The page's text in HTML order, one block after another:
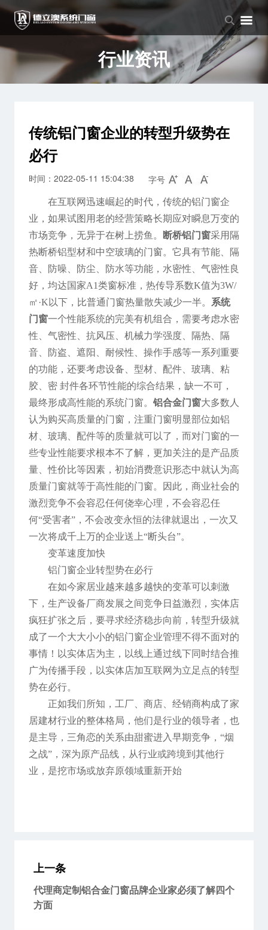
品牌中心
品牌介绍
企业文化
产品中心
窗系列
门系列
新闻中心
公司新闻
行业资讯
行业资讯
传统铝门窗企业的转型升级势在
必行
时间：2022-05-11 15:04:38 字号
在互联网迅速崛起的时代，传统的铝门窗企
业，如果试图用老的经营策略长期应对瞬息万变的
市场竞争，无异于在树上捞鱼。
断桥铝门窗采用隔
热断桥铝型材和中空玻璃的门窗。它具有节能、隔
音、防噪、防尘、防水等功能，水密性、气密性良
好，均达国家A1类窗标准，热传导系数K值为3W/
㎡·K以下，比普通门窗热量散失减少一半。
系统
门窗一个性能系统的完美有机组合，需要考虑水密
性、气密性、抗风压、机械力学强度、隔热、隔
音、防盗、遮阳、耐候性、操作手感等一系列重要
的功能，还要考虑设备、型材、配件、玻璃、粘
胶、密 封件各环节性能的综合结果，缺一不可，
最终形成高性能的系统门窗。 铝合金门窗大多数人
认为购买高质量的门窗，注重门窗明显部位如铝
材、玻璃、配件等的质量就可以了，而对门窗的一
些专业性能要求根本不了解，更加关注的是产品质
量、性价比等因素，初始消费意识形态中就认为高
质量门窗就等于高性能的门窗。因此，商业社会的
激烈竞争不会容忍任何侥幸心理，不会容忍任
何“受害者”，不会改变永恒的法律就退出，一次又
一次将成千上万的企业送上“断头台”。
变革速度加快
铝门窗企业转型势在必行
在如今家居业越来越多越快的变革可以刺激
下，生产设备厂商发展之间竞争日益激烈，实体店
疯狂扩张之后，要寻求经济稳步向前，转型升级就
成了一个大大小小的铝门窗企业管理不得不面对的
事情！以实体店为主，以线上通过线下同时结合推
广为传播手段，以实体店加互联网为立足点的转型
势在必行。
正如我们所知，工厂、商店、经销商构成了家
居建材行业的整体格局，他们是行业的领导者，也
是主导，三角恋的关系由甜蜜进入早期竞争，“烟
之战”，深为原产品线，从行业或跨境到其他行
业，是挖市场或放弃原领域重新开始
上一条
代理商定制铝合金门窗品牌企业家必须了解四个
方面